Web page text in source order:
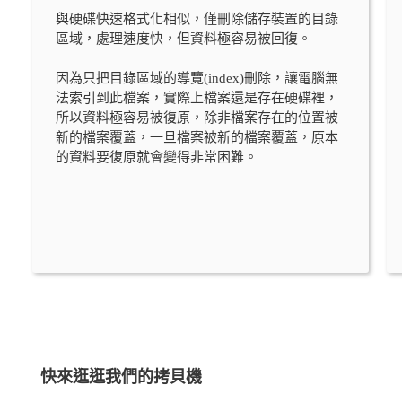
與硬碟快速格式化相似，僅刪除儲存裝置的目錄
區域，處理速度快，但資料極容易被回復。
因為只把目錄區域的導覽(index)刪除，讓電腦無
法索引到此檔案，實際上檔案還是存在硬碟裡，
所以資料極容易被復原，除非檔案存在的位置被
新的檔案覆蓋，一旦檔案被新的檔案覆蓋，原本
的資料要復原就會變得非常困難。
快來逛逛我們的拷貝機